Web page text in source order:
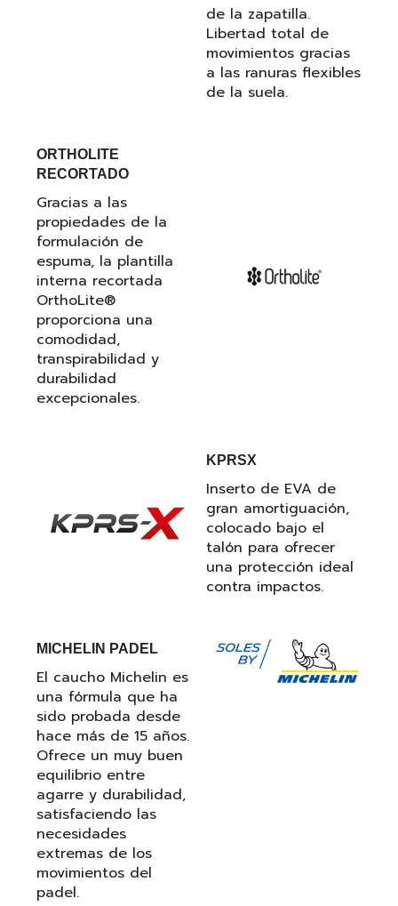
de la zapatilla.
Libertad total de
movimientos gracias
a las ranuras flexibles
de la suela.
ORTHOLITE
RECORTADO
Gracias a las
propiedades de la
formulación de
espuma, la plantilla
interna recortada
OrthoLite®
proporciona una
comodidad,
transpirabilidad y
durabilidad
excepcionales.
KPRSX
Inserto de EVA de
gran amortiguación,
colocado bajo el
talón para ofrecer
una protección ideal
contra impactos.
MICHELIN PADEL
El caucho Michelin es
una fórmula que ha
sido probada desde
hace más de 15 años.
Ofrece un muy buen
equilibrio entre
agarre y durabilidad,
satisfaciendo las
necesidades
extremas de los
movimientos del
padel.